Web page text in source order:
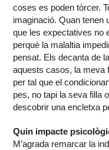
coses es poden tòrcer.
imaginació. Quan tenen
que les expectatives no
perquè la malaltia
pensat. Els decanta de
aquests casos, la meva
per tal que el
pes, no tapi la seva filla
descobrir una encletxa
Quin impacte
M’agrada remarcar la